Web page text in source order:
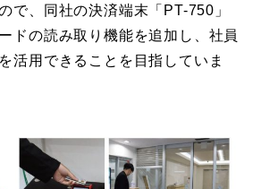
で、同社の決済端末「PT-750」
ドの読み取り機能を追加し、社員
活用できることを目指していま